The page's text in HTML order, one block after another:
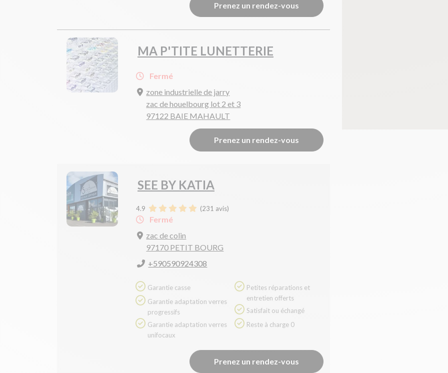
Prenez un rendez-vous
MA P'TITE LUNETTERIE
Fermé
zone industrielle de jarry
zac de houelbourg lot 2 et 3
97122 BAIE MAHAULT
Prenez un rendez-vous
SEE BY KATIA
4.9 (231 avis)
Fermé
zac de colin
97170 PETIT BOURG
+590590924308
Garantie casse
progressifs
unifocaux
entretien offerts
Satisfait ou échangé
Reste à charge 0
Prenez un rendez-vous